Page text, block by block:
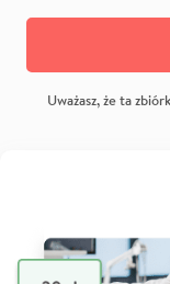
Uważasz, że ta